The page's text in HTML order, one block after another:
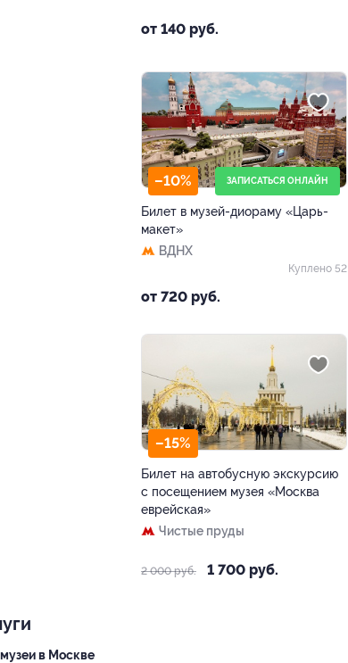
Центральная, д. 1
от 140 руб.
–10% ЗАПИСАТЬСЯ ОНЛАЙН
Билет в музей-диораму «Царь-
макет»
ВДНХ
от 720 руб.
Куплено 52
–15%
Билет на автобусную экскурсию
с посещением музея «Москва
еврейская»
Чистые пруды
2 000 руб. 1 700 руб.
в Москве